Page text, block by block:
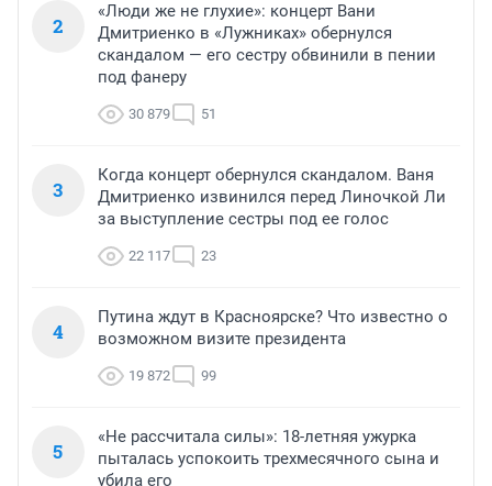
2
«Люди же не глухие»: концерт Вани
Дмитриенко в «Лужниках» обернулся
скандалом — его сестру обвинили в пении
под фанеру
30 879 51
3
Когда концерт обернулся скандалом. Ваня
Дмитриенко извинился перед Линочкой Ли
за выступление сестры под ее голос
22 117 23
4
Путина ждут в Красноярске? Что известно о
возможном визите президента
19 872 99
5
«Не рассчитала силы»: 18-летняя ужурка
пыталась успокоить трехмесячного сына и
убила его